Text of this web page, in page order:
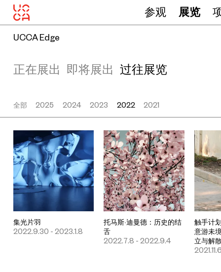
参观 展览
UCCA Edge
正在展出 即将展出 过往展览
全部 2025 2024 2023 2022 2021
集光片羽
2022.9.30 - 2023.1.8
托马斯·迪曼德：历史的结
舌
2022.7.8 - 2022.9.4
触手计
意游未
立与解